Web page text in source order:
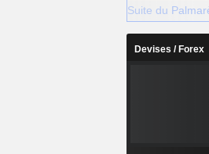
Suite du
Devises / Forex